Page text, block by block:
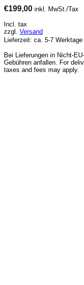
€199,00 inkl. MwSt./Tax
Incl. tax
zzgl. Versand
Lieferzeit: ca. 5-7 Werktage
Bei Lieferungen in Nicht-
Gebühren anfallen. For
taxes and fees may apply.